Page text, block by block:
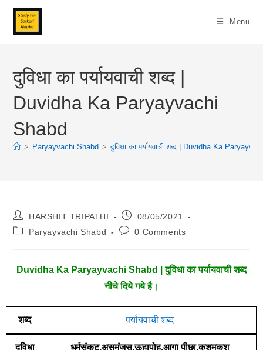
Skip
Content
Menu
दुविधा का पर्यायवाची शब्द |
Duvidha Ka Paryayvachi
Shabd
> Paryayvachi Shabd > दुविधा का पर्यायवाची शब्द | Duvidha Ka
Post
Author:
HARSHIT TRIPATHI
Post
Published:
08/05/2021
PostParyayvachi Shabd
Post0 Comments
Duvidha Ka Paryayvachi Shabd | दुविधा का पर्यायवाची शब्द
नीचे दिये गये है।
शब्द पर्यायवाची शब्द
दुविधा धर्मसंकट,असमंजस,ऊहापोह,आगा पीछा,कशमकश